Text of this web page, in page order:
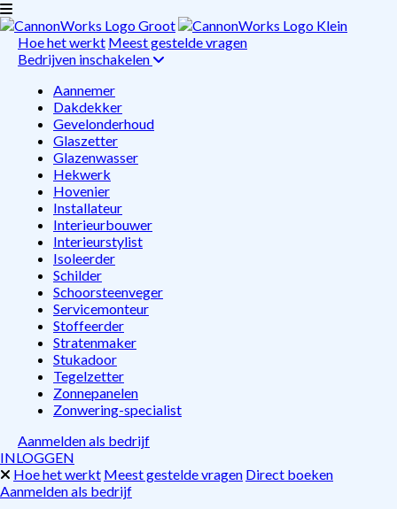
Hoe het werkt Meest gestelde vragen
Bedrijven inschakelen
Aannemer
Dakdekker
Gevelonderhoud
Glaszetter
Glazenwasser
Hekwerk
Hovenier
Installateur
Interieurbouwer
Interieurstylist
Isoleerder
Schilder
Schoorsteenveger
Servicemonteur
Stoffeerder
Stratenmaker
Stukadoor
Tegelzetter
Zonnepanelen
Zonwering-specialist
Aanmelden als bedrijf
INLOGGEN
Hoe het werkt Meest gestelde vragen Direct boeken
Aanmelden als bedrijf